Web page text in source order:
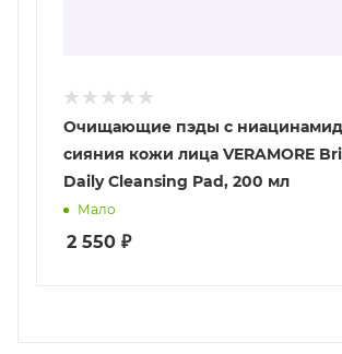
Очищающие пэды с
сияния кожи лица VERAMORE
Daily Cleansing Pad, 200 мл
Мало
2 550 ₽